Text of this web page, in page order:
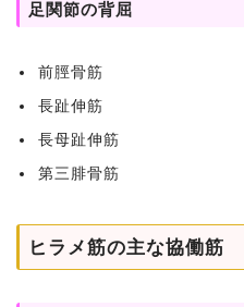
足関節の背屈
前脛骨筋
長趾伸筋
長母趾伸筋
第三腓骨筋
ヒラメ筋の主な協働筋